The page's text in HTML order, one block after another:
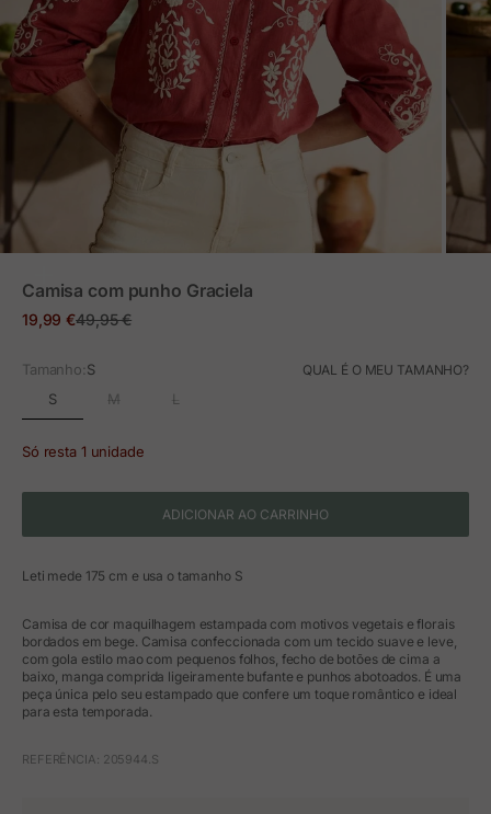
Camisa com punho Graciela
Preço em promoção
19,99 €Preço normal
49,95 €
Tamanho:S QUAL É O MEU TAMANHO?
S M L
Só resta 1 unidade
ADICIONAR AO CARRINHO
Leti mede 175 cm e usa o tamanho S
Camisa de cor maquilhagem estampada com motivos vegetais e florais
bordados em bege. Camisa confeccionada com um tecido suave e leve,
com gola estilo mao com pequenos folhos, fecho de botões de cima a
baixo, manga comprida ligeiramente bufante e punhos abotoados. É uma
peça única pelo seu estampado que confere um toque romântico e ideal
para esta temporada.
REFERÊNCIA: 205944.S